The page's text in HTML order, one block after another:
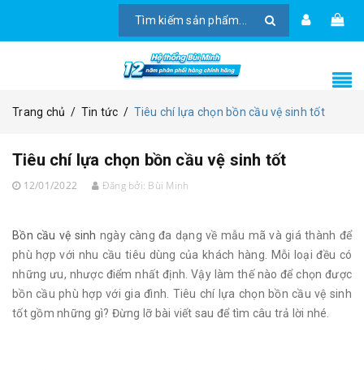
Trang chủ / Tin tức / Tiêu chí lựa chọn bồn cầu vệ sinh tốt
Tiêu chí lựa chọn bồn cầu vệ sinh tốt
12/01/2022 Đăng bởi: Bùi Minh
Bồn cầu vệ sinh ngày càng đa dạng về mẫu mã và giá thành để
phù hợp với nhu cầu tiêu dùng của khách hàng. Mỗi loại đều có
những ưu, nhược điểm nhất định. Vậy làm thế nào để chọn được
bồn cầu phù hợp với gia đình. Tiêu chí lựa chọn bồn cầu vệ sinh
tốt gồm những gì? Đừng lỡ bài viết sau để tìm câu trả lời nhé.